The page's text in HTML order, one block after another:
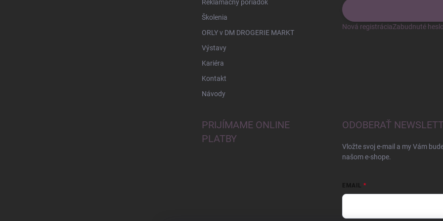
Reklamačný poriadok
Školenia
ORLY v DM DROGERIE MARKT
Výstavy
Kariéra
Kontakt
Návody
Nová registráciaZabudnuté heslo
PRIJÍMAME ONLINE
PLATBY
ODOBERAŤ
Vložte svoj e-mail a my Vám
našom e-shope.
EMAIL